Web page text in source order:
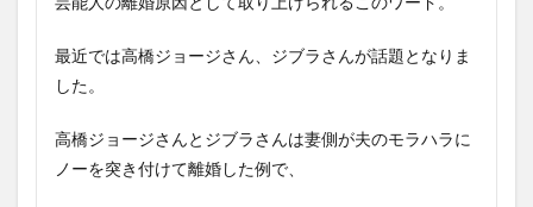
最近では高橋ジョージさん、ジブラさんが話題となりま
した。
高橋ジョージさんとジブラさんは妻側が夫のモラハラに
ノーを突き付けて離婚した例で、